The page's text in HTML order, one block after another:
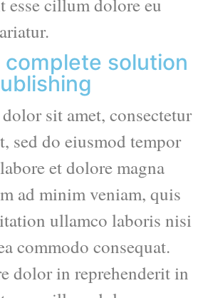
solution
sit amet, consectetur
sed do eiusmod tempor
et dolore magna
ad minim veniam, quis
ullamco laboris nisi
commodo consequat.
dolor in reprehenderit in